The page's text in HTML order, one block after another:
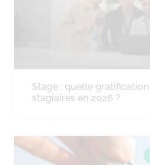
Stage : quelle
stagiaires en 2026 ?